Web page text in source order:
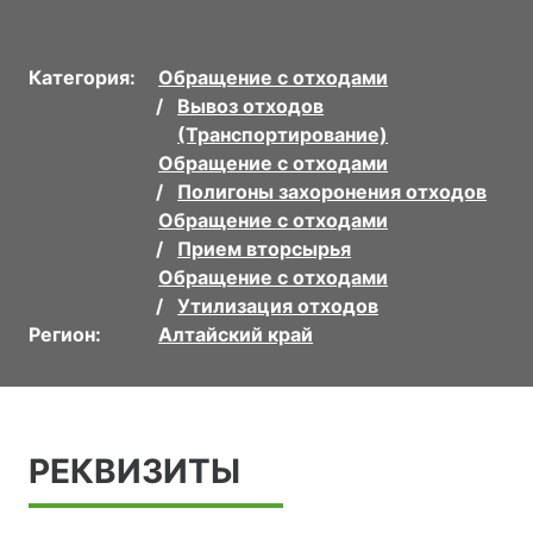
Категория:
Обращение с отходами
Вывоз отходов
(Транспортирование)
Обращение с отходами
Полигоны захоронения отходов
Обращение с отходами
Прием вторсырья
Обращение с отходами
Утилизация отходов
Регион:
Алтайский край
РЕКВИЗИТЫ